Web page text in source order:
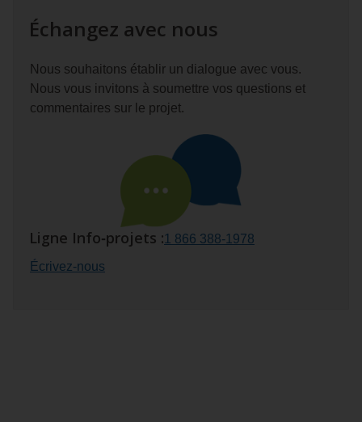
Échangez avec nous
Nous souhaitons établir un dialogue avec vous.
Nous vous invitons à soumettre vos questions et
commentaires sur le projet.
Ligne Info‑projets :1 866 388‑1978
Écrivez‑nous